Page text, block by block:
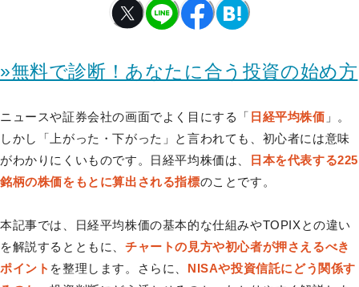
»無料で診断！あなたに合う投資の始め方
ニュースや証券会社の画面でよく目にする「 日経平均株価 」。
しかし「上がった・下がった」と言われても、初心者には意味
がわかりにくいものです。日経平均株価は、
日本を代表する225
銘柄の株価をもとに算出される指標のことです。
本記事では、日経平均株価の基本的な仕組みやTOPIXとの違い
を解説するとともに、 チャートの見方や初心者が押さえるべき
ポイント を整理します。さらに、 NISAや投資信託にどう関係す